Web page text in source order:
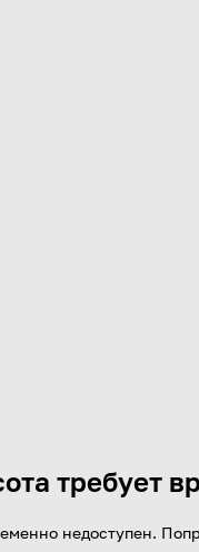
требует
недоступен.